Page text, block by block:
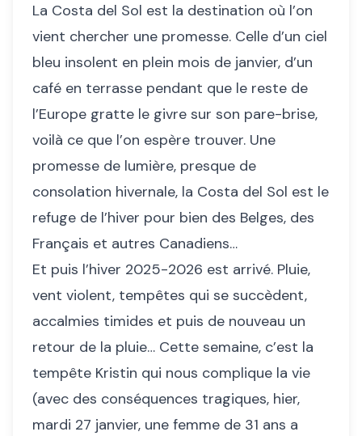
La Costa del Sol est la destination où l’on
vient chercher une promesse. Celle d’un ciel
bleu insolent en plein mois de janvier, d’un
café en terrasse pendant que le reste de
l’Europe gratte le givre sur son pare-brise,
voilà ce que l’on espère trouver. Une
promesse de lumière, presque de
consolation hivernale, la Costa del Sol est le
refuge de l’hiver pour bien des Belges, des
Français et autres Canadiens…
Et puis l’hiver 2025-2026 est arrivé. Pluie,
vent violent, tempêtes qui se succèdent,
accalmies timides et puis de nouveau un
retour de la pluie… Cette semaine, c’est la
tempête Kristin qui nous complique la vie
(avec des conséquences tragiques, hier,
mardi 27 janvier, une femme de 31 ans a